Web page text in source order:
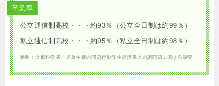
卒業率
公立通信制高校・・・約93％（公立全日制は約99％）
私立通信制高校・・・約95％（私立全日制は約98％）
参照：文部科学省「児童生徒の問題行動等生徒指導上の諸問題に関する調査」